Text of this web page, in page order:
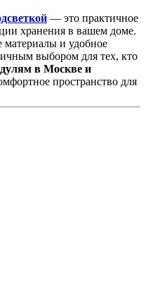
— это практичное
хранения в вашем доме.
и удобное
выбором для тех, кто
в Москве и
пространство для